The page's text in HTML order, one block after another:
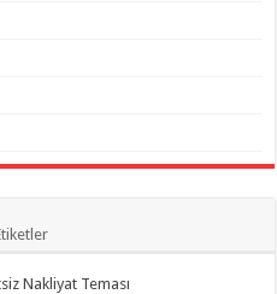
Nakliyat Teması